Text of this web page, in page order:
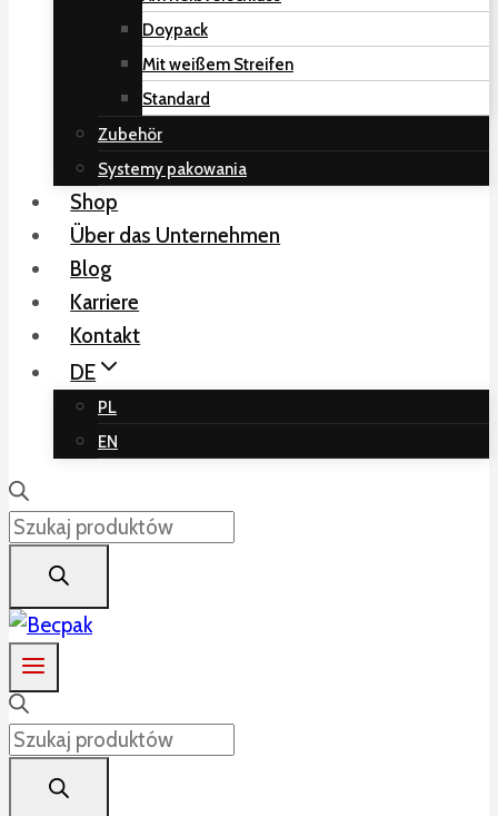
Doypack
Mit weißem Streifen
Standard
Zubehör
Systemy pakowania
Shop
Über das Unternehmen
Blog
Karriere
Kontakt
DE
PL
EN
Products
search
Products
search